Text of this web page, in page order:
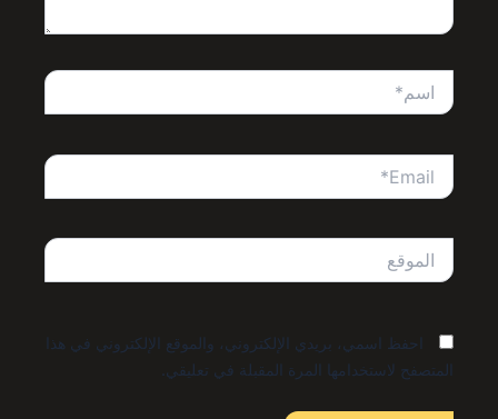
احفظ اسمي، بريدي الإلكتروني، والموقع الإلكتروني في هذا
المتصفح لاستخدامها المرة المقبلة في تعليقي.